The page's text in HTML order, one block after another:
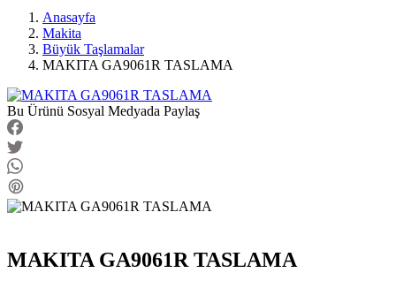
Anasayfa
Makita
Büyük Taşlamalar
MAKITA GA9061R TASLAMA
Bu Ürünü Sosyal Medyada Paylaş
MAKITA GA9061R TASLAMA